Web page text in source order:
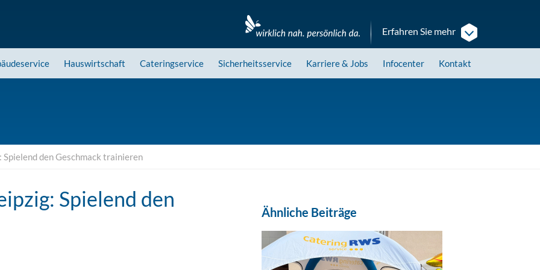
Erfahren Sie mehr
Hauswirtschaft Cateringservice Sicherheitsservice Karriere& Jobs Infocenter Kontakt
den Geschmack trainieren
Spielend den
Ähnliche Beiträge